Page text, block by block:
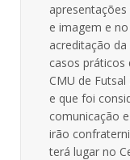
e imagem e
acreditação da
casos práticos
CMU de
e que foi
comunicação
irão
terá lugar no